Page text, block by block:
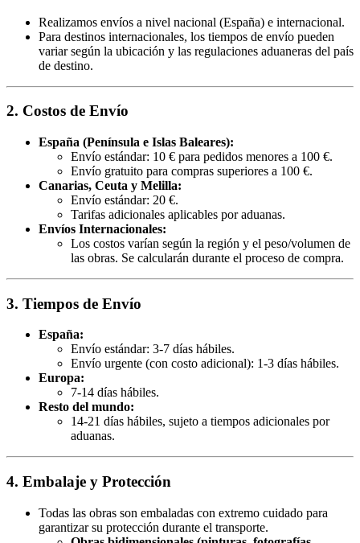
Realizamos envíos a nivel nacional (España) e internacional.
Para destinos internacionales, los tiempos de envío pueden
variar según la ubicación y las regulaciones aduaneras del país
de destino.
2. Costos de Envío
España (Península e Islas Baleares):
Envío estándar: 10 € para pedidos menores a 100 €.
Envío gratuito para compras superiores a 100 €.
Canarias, Ceuta y Melilla:
Envío estándar: 20 €.
Tarifas adicionales aplicables por aduanas.
Envíos Internacionales:
Los costos varían según la región y el peso/volumen de
las obras. Se calcularán durante el proceso de compra.
3. Tiempos de Envío
España:
Envío estándar: 3-7 días hábiles.
Envío urgente (con costo adicional): 1-3 días hábiles.
Europa:
7-14 días hábiles.
Resto del mundo:
14-21 días hábiles, sujeto a tiempos adicionales por
aduanas.
4. Embalaje y Protección
Todas las obras son embaladas con extremo cuidado para
garantizar su protección durante el transporte.